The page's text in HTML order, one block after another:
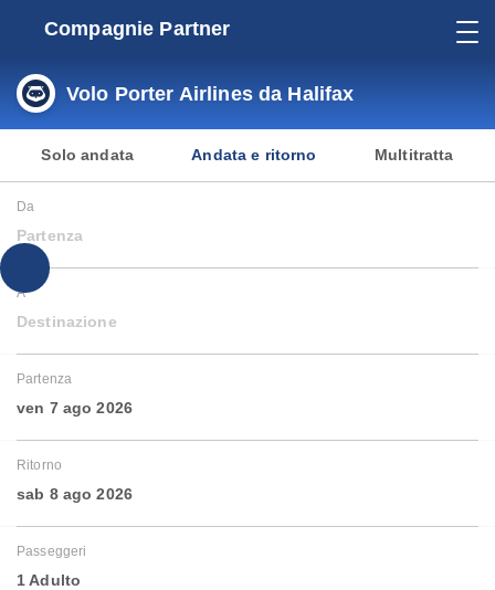
Compagnie Partner
Volo Porter Airlines da Halifax
Solo andata Andata e ritorno Multitratta
Da
Partenza
A
Destinazione
Partenza
ven 7 ago 2026
Ritorno
sab 8 ago 2026
Passeggeri
1 Adulto